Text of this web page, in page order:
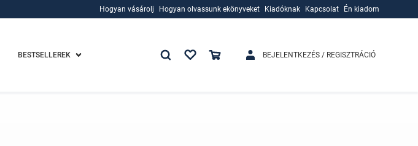
Hogyan vásárolj
Hogyan olvassunk ekönyveket
Kiadóknak
Kapcsolat Én kiadom
BESTSELLEREK BEJELENTKEZÉS / REGISZTRÁCIÓ